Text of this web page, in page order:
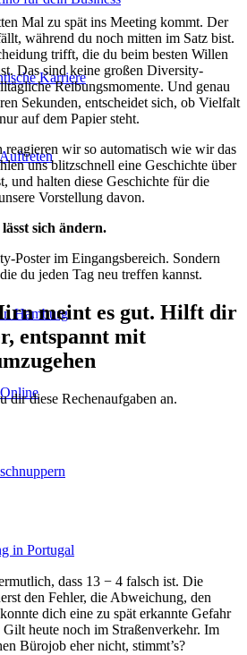
Karriere
Hamburg
in Portugal
Mal zu spät ins Meeting kommt. Der
während du noch mitten im Satz bist.
trifft, die du beim besten Willen
Das sind keine großen Diversity-
Reibungsmomente. Und genau
Sekunden, entscheidet sich, ob Vielfalt
auf dem Papier steht.
reagieren wir so automatisch wie wir das
uns blitzschnell eine Geschichte über
und halten diese Geschichte für die
Vorstellung davon.
sich ändern.
Poster im Eingangsbereich. Sondern
du jeden Tag neu treffen kannst.
meint es gut. Hilft dir
entspannt mit
dir diese Rechenaufgaben an.
dass 13 − 4 falsch ist. Die
den Fehler, die Abweichung, den
dich eine zu spät erkannte Gefahr
heute noch im Straßenverkehr. Im
Bürojob eher nicht, stimmt’s?